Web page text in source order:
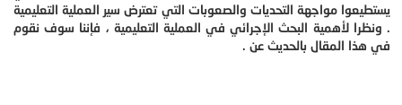
يستطيعوا مواجهة التحديات والصعوبات التي تعترض سير العملية التعليمية
. ونظرا لأهمية البحث الإجرائي في العملية التعليمية ، فإننا سوف نقوم
في هذا المقال بالحديث عن .